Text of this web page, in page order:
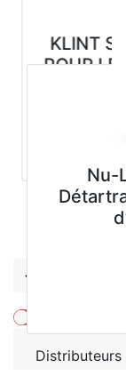
KLINT S
POUR LES
Montrer
Distributeurs
Nu-